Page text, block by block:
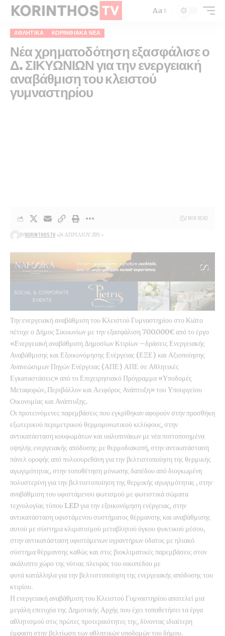
Aa
ΑΘΛΗΤΙΚΑ ΚΟΡΙΝΘΙΑΚΆ ΝΈΑ
Νέα χρηματοδότηση εξασφάλισε ο
Δ. ΣΙΚΥΩΝΙΩΝ για την ενεργειακή
αναβάθμιση του κλειστού
γυμναστηρίου
BYKORINTHOSTV 24 ΑΠΡΙΛΊΟΥ 2019
2 MIN READ
Την ενεργειακή αναβάθμιση του Κλειστού Γυμναστηρίου στο Κιάτο
πέτυχε ο Δήμος Σικυωνίων με την εξασφάλιση 700.000€ από το έργο
«Ενεργειακή αναβάθμιση Δημοσίων Κτιρίων –δράσεις Ενεργειακής
Αναβάθμισης και Εξοικονόμησης Ενέργειας (ΕΞΕ) και Αξιοποίησης
Ανανεώσιμων Πηγών Ενέργειας (ΑΠΕ) ΑΠΕ σε Αθλητικές
Εγκαταστάσεις» από το Επιχειρησιακό Πρόγραμμα «Υποδομές
Μεταφορών, Περιβάλλον και Αειφόρος Ανάπτυξη» του Υπουργείου
Οικονομίας και Ανάπτυξης.
Οι προτεινόμενες παρεμβάσεις που εγκρίθηκαν αφορούν στην προσθήκη
εξωτερικού περιμετρικού θερμομονωτικού κελύφους, στην
αντικατάσταση κουφωμάτων και υαλοπινάκων με νέα πιστοποιημένα
υψηλής ενεργειακής απόδοσης με θερμοδιακοπή, στην αντικατάσταση
πάνελ οροφής από πολυουρεθάνη για την βελτιστοποίηση της θερμικής
αγωγιμότητας, στην τοποθέτηση μόνωσης δαπέδου από διογκωμένη
πολυστερίνη για την βελτιστοποίηση της θερμικής αγωγιμότητας , στην
αναβάθμιση του υφιστάμενου φωτισμού με φωτιστικά σώματα
τεχνολογίας τύπου LED για την εξοικονόμηση ενέργειας, στην
αντικατάσταση υφιστάμενου συστήματος θέρμανσης και αναβάθμισης
αυτού με σύστημα κλιματισμού μεταβλητού όγκου ψυκτικού μέσου,
στην αντικατάσταση υφιστάμενων υγραντήρων ύδατος με ηλιακό
σύστημα θέρμανσης καθώς και στις βιοκλιματικές παρεμβάσεις στον
ακάλυπτο χώρο της νότιας πλευράς του οικοπέδου με
φυτά κατάλληλα για την βελτιστοποίηση της ενεργειακής απόδοσης του
κτιρίου.
Η ενεργειακή αναβάθμιση του Κλειστού Γυμναστηρίου αποτελεί μια
μεγάλη επιτυχία της Δημοτικής Αρχής που έχει τοποθετήσει τα έργα
αθλητισμού στις πρώτες προτεραιότητες της, δίνοντας ιδιαίτερη
έμφαση στην βελτίωση των αθλητικών υποδομών του δήμου.